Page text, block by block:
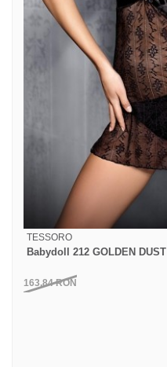
TESSORO
Babydoll 212 GOLDEN DUST
163,84RON